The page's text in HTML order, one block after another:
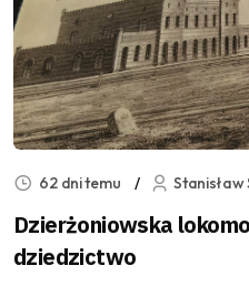
62 dni temu Stanisław
Dzierżoniowska
dziedzictwo